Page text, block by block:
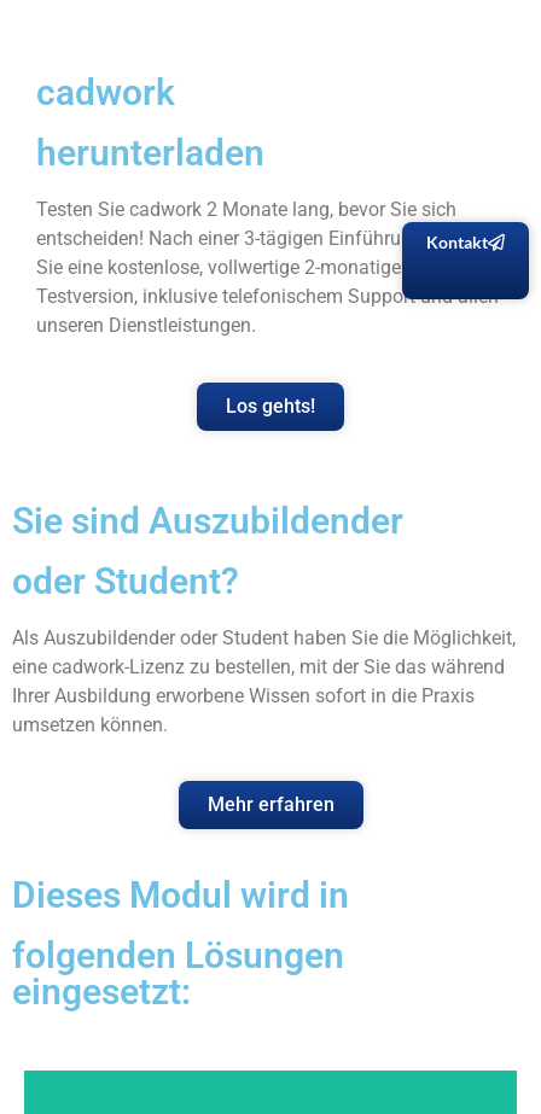
Kontakt
cadwork
herunterladen
Testen Sie cadwork 2 Monate lang, bevor Sie sich
entscheiden! Nach einer 3-tägigen Einführung erhalten
Sie eine kostenlose, vollwertige 2-monatige
Testversion, inklusive telefonischem Support und allen
unseren Dienstleistungen.
Los gehts!
Sie sind Auszubildender
oder Student?
Als Auszubildender oder Student haben Sie die Möglichkeit,
eine cadwork-Lizenz zu bestellen, mit der Sie das während
Ihrer Ausbildung erworbene Wissen sofort in die Praxis
umsetzen können.
Mehr erfahren
Dieses Modul wird in
folgenden Lösungen
eingesetzt: